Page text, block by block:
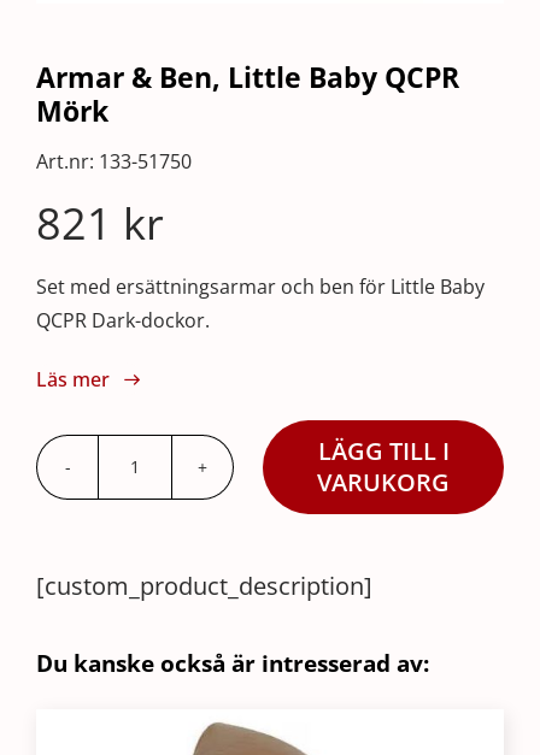
Armar & Ben, Little Baby QCPR
Mörk
Art.nr: 133-51750
821 kr
Set med ersättningsarmar och ben för Little Baby
QCPR Dark-dockor.
Läs mer
Armar
Little
QCPR
mängd
LÄGG TILL I
VARUKORG
[custom_product_description]
Du kanske också är intresserad av: